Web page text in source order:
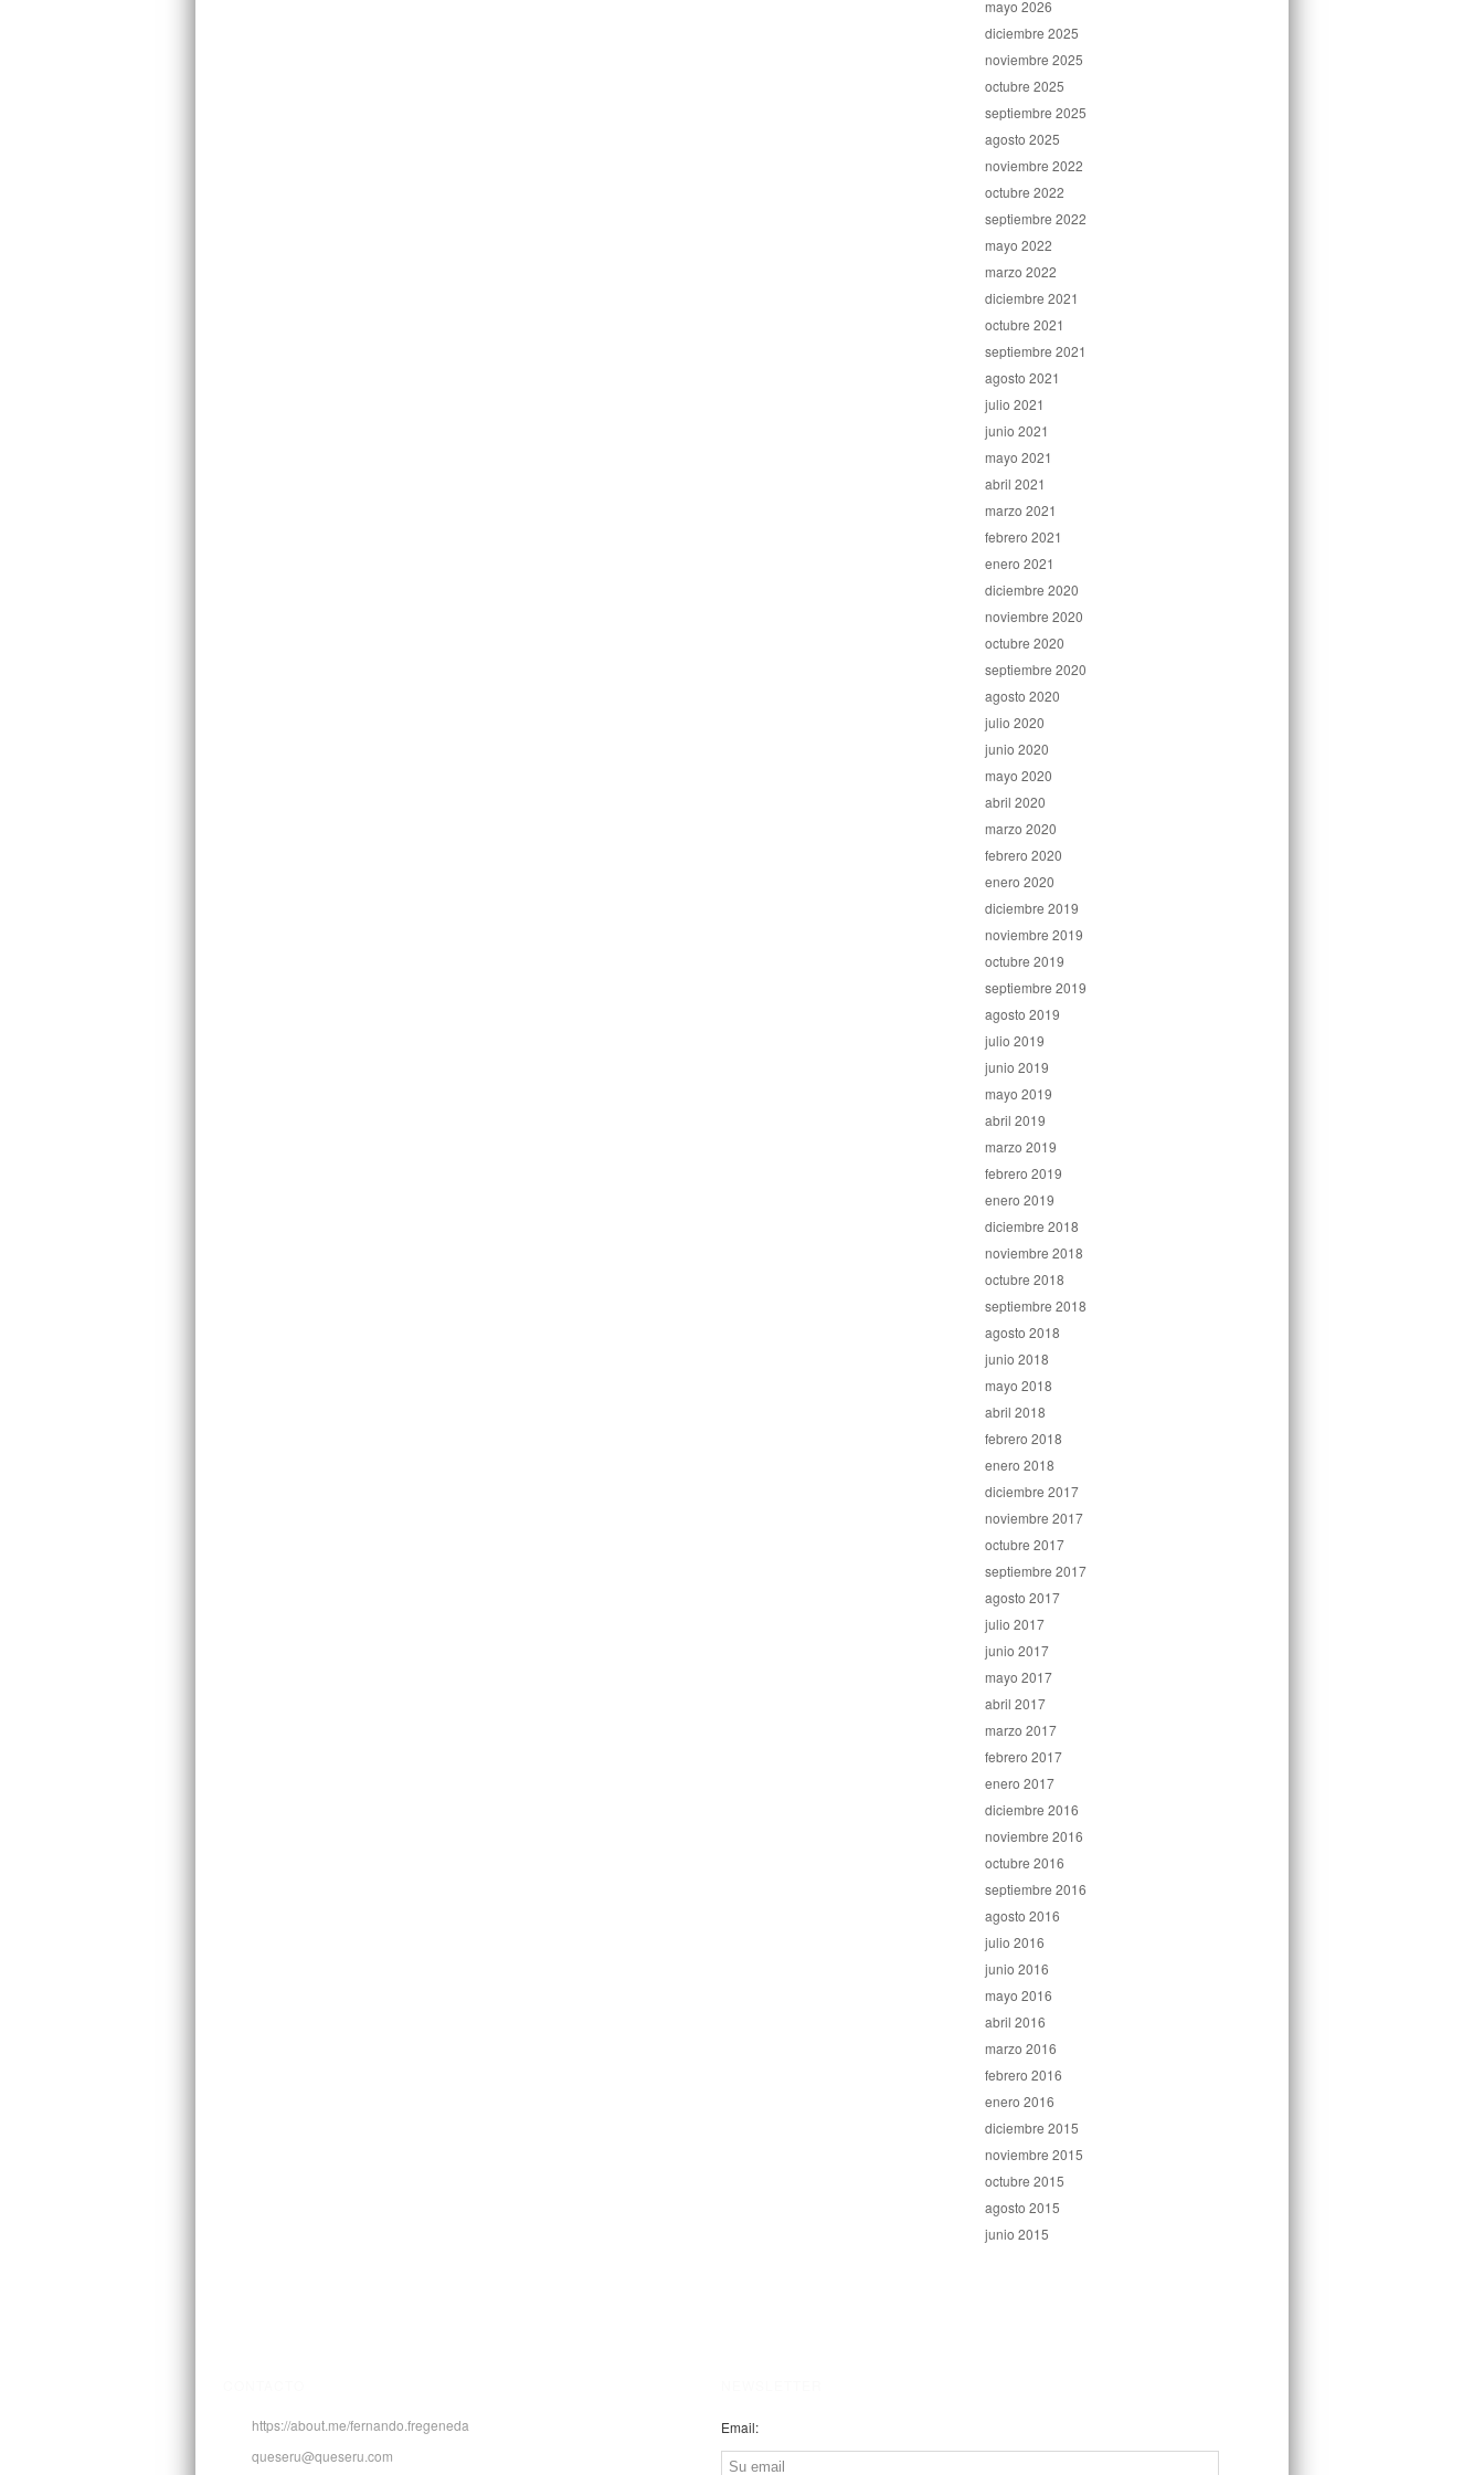
mayo 2026
diciembre 2025
noviembre 2025
octubre 2025
septiembre 2025
agosto 2025
noviembre 2022
octubre 2022
septiembre 2022
mayo 2022
marzo 2022
diciembre 2021
octubre 2021
septiembre 2021
agosto 2021
julio 2021
junio 2021
mayo 2021
abril 2021
marzo 2021
febrero 2021
enero 2021
diciembre 2020
noviembre 2020
octubre 2020
septiembre 2020
agosto 2020
julio 2020
junio 2020
mayo 2020
abril 2020
marzo 2020
febrero 2020
enero 2020
diciembre 2019
noviembre 2019
octubre 2019
septiembre 2019
agosto 2019
julio 2019
junio 2019
mayo 2019
abril 2019
marzo 2019
febrero 2019
enero 2019
diciembre 2018
noviembre 2018
octubre 2018
septiembre 2018
agosto 2018
junio 2018
mayo 2018
abril 2018
febrero 2018
enero 2018
diciembre 2017
noviembre 2017
octubre 2017
septiembre 2017
agosto 2017
julio 2017
junio 2017
mayo 2017
abril 2017
marzo 2017
febrero 2017
enero 2017
diciembre 2016
noviembre 2016
octubre 2016
septiembre 2016
agosto 2016
julio 2016
junio 2016
mayo 2016
abril 2016
marzo 2016
febrero 2016
enero 2016
diciembre 2015
noviembre 2015
octubre 2015
agosto 2015
junio 2015
https://about.me/fernando.fregeneda
queseru@queseru.com
Email: